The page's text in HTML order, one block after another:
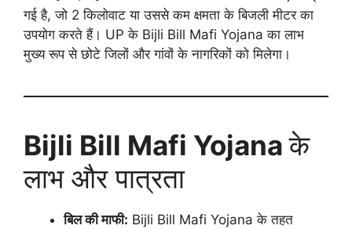
गई है, जो 2 किलोवाट या उससे कम क्षमता के बिजली मीटर का
उपयोग करते हैं। UP के Bijli Bill Mafi Yojana का लाभ
मुख्य रूप से छोटे जिलों और गांवों के नागरिकों को मिलेगा।
Bijli Bill Mafi Yojanaके
लाभ और पात्रता
बिल की माफी: Bijli Bill Mafi Yojana के तहत